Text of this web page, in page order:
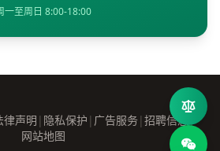
一至周日 8:00-18:00
律声明 | 隐私保护 | 广告服务| 招聘信息
|
网站地图